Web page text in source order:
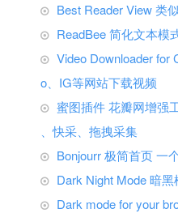
Best Reader View 类
ReadBee 简化文本模
Video Downloader for
o、IG等网站下载视频
蜜图插件 花瓣网增强
、快采、拖拽采集
Bonjourr 极简首页 一
Dark Night Mode 暗
Dark mode for your